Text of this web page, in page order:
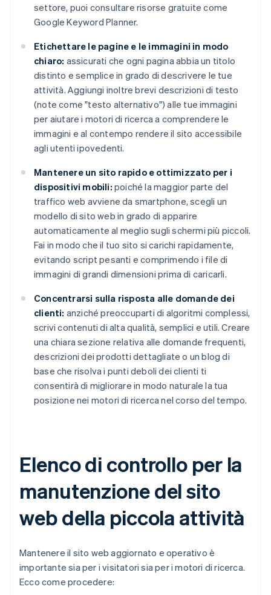
settore, puoi consultare risorse gratuite come
Google Keyword Planner.
Etichettare le pagine e le immagini in modo
chiaro: assicurati che ogni pagina abbia un titolo
distinto e semplice in grado di descrivere le tue
attività. Aggiungi inoltre brevi descrizioni di testo
(note come "testo alternativo") alle tue immagini
per aiutare i motori di ricerca a comprendere le
immagini e al contempo rendere il sito accessibile
agli utenti ipovedenti.
Mantenere un sito rapido e ottimizzato per i
dispositivi mobili: poiché la maggior parte del
traffico web avviene da smartphone, scegli un
modello di sito web in grado di apparire
automaticamente al meglio sugli schermi più piccoli.
Fai in modo che il tuo sito si carichi rapidamente,
evitando script pesanti e comprimendo i file di
immagini di grandi dimensioni prima di caricarli.
Concentrarsi sulla risposta alle domande dei
clienti: anziché preoccuparti di algoritmi complessi,
scrivi contenuti di alta qualità, semplici e utili. Creare
una chiara sezione relativa alle domande frequenti,
descrizioni dei prodotti dettagliate o un blog di
base che risolva i punti deboli dei clienti ti
consentirà di migliorare in modo naturale la tua
posizione nei motori di ricerca nel corso del tempo.
Elenco di controllo per la
manutenzione del sito
web della piccola attività
Mantenere il sito web aggiornato e operativo è
importante sia per i visitatori sia per i motori di ricerca.
Ecco come procedere: